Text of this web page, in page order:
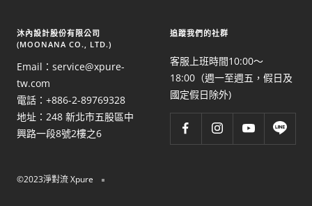
​沐內設計股份有限公司
(MOONANA CO., LTD.)
Email：service@xpure-
tw.com
電話：+886-2-89769328
地址：248 新北市五股區中
興路一段8號2樓之6
追蹤我們的社群
客服上班時間10:00～
18:00（週一至週五，假日及
國定假日除外)
©2023淨對流 Xpure